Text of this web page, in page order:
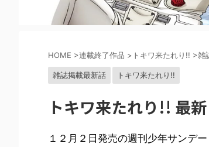
HOME >連載終了作品 > トキワ来たれり!! >雑
雑誌掲載最新話 トキワ来たれり!!
トキワ来たれり!! 最
１２月２日発売の週刊少年サンデ